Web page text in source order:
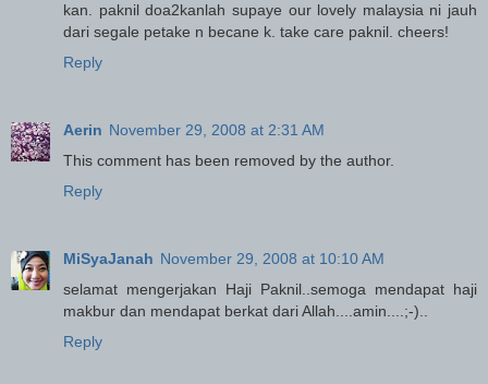
kan. paknil doa2kanlah supaye our lovely malaysia ni jauh
dari segale petake n becane k. take care paknil. cheers!
Reply
Aerin November 29, 2008 at 2:31 AM
This comment has been removed by the author.
Reply
MiSyaJanah November 29, 2008 at 10:10 AM
selamat mengerjakan Haji Paknil..semoga mendapat haji
makbur dan mendapat berkat dari Allah....amin....;-)..
Reply